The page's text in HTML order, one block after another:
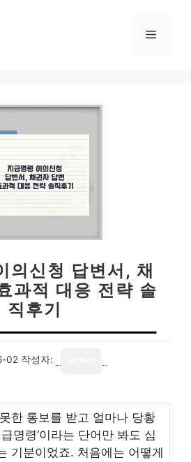
메
의신청 답변서, 채
과적 대응 전략 솔
직후기
02 작성자:
한 통보를 받고 얼마나 당황
명령’이라는 단어만 봐도 심
기분이었죠. 처음에는 어떻게